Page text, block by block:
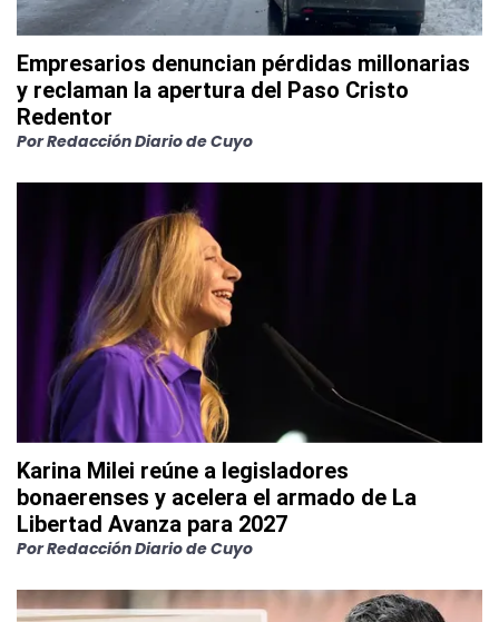
Empresarios denuncian pérdidas millonarias
y reclaman la apertura del Paso Cristo
Redentor
PorRedacción Diario de Cuyo
Karina Milei reúne a legisladores
bonaerenses y acelera el armado de La
Libertad Avanza para 2027
PorRedacción Diario de Cuyo